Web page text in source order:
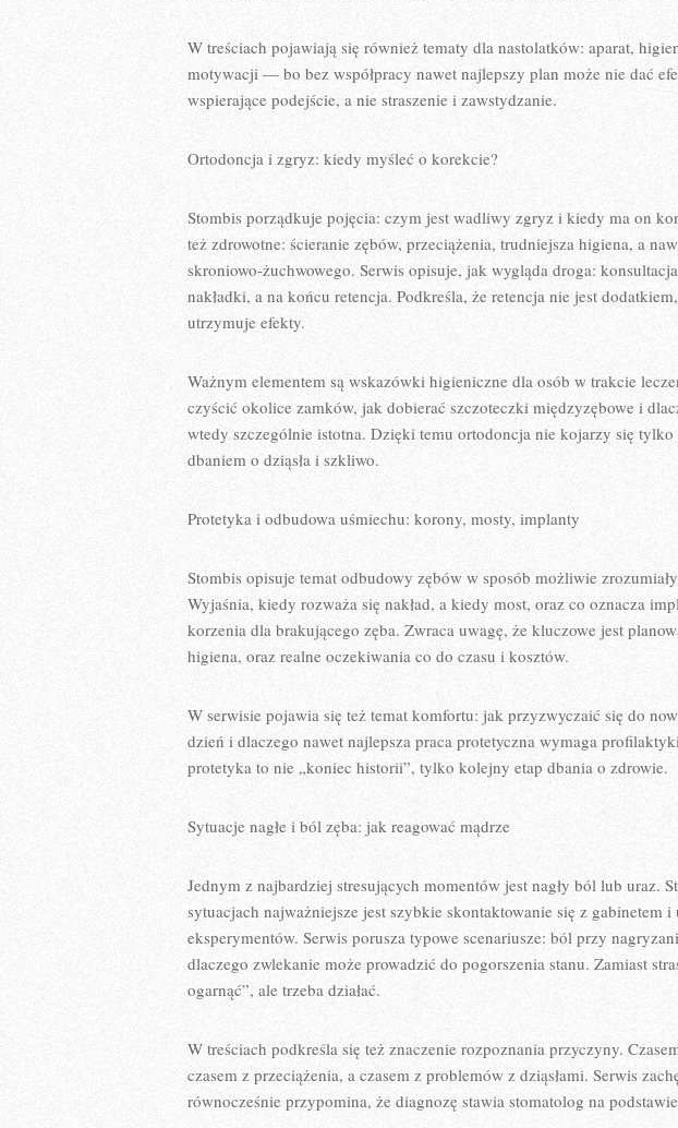
W treściach pojawiają się również tematy dla nastolatków: aparat,
motywacji — bo bez współpracy nawet najlepszy plan może nie dać
wspierające podejście, a nie straszenie i zawstydzanie.
Ortodoncja i zgryz: kiedy myśleć o korekcie?
Stombis porządkuje pojęcia: czym jest wadliwy zgryz i kiedy ma on
też zdrowotne: ścieranie zębów, przeciążenia, trudniejsza higiena, a
skroniowo-żuchwowego. Serwis opisuje, jak wygląda droga:
nakładki, a na końcu retencja. Podkreśla, że retencja nie jest
utrzymuje efekty.
Ważnym elementem są wskazówki higieniczne dla osób w trakcie
czyścić okolice zamków, jak dobierać szczoteczki międzyzębowe i
wtedy szczególnie istotna. Dzięki temu ortodoncja nie kojarzy się
dbaniem o dziąsła i szkliwo.
Protetyka i odbudowa uśmiechu: korony, mosty, implanty
Stombis opisuje temat odbudowy zębów w sposób możliwie
Wyjaśnia, kiedy rozważa się nakład, a kiedy most, oraz co oznacza
korzenia dla brakującego zęba. Zwraca uwagę, że kluczowe jest
higiena, oraz realne oczekiwania co do czasu i kosztów.
W serwisie pojawia się też temat komfortu: jak przyzwyczaić się do
dzień i dlaczego nawet najlepsza praca protetyczna wymaga
protetyka to nie „koniec historii”, tylko kolejny etap dbania o zdrowie.
Sytuacje nagłe i ból zęba: jak reagować mądrze
Jednym z najbardziej stresujących momentów jest nagły ból lub uraz.
sytuacjach najważniejsze jest szybkie skontaktowanie się z gabinetem
eksperymentów. Serwis porusza typowe scenariusze: ból przy
dlaczego zwlekanie może prowadzić do pogorszenia stanu. Zamiast
ogarnąć”, ale trzeba działać.
W treściach podkreśla się też znaczenie rozpoznania przyczyny.
czasem z przeciążenia, a czasem z problemów z dziąsłami. Serwis
równocześnie przypomina, że diagnozę stawia stomatolog na